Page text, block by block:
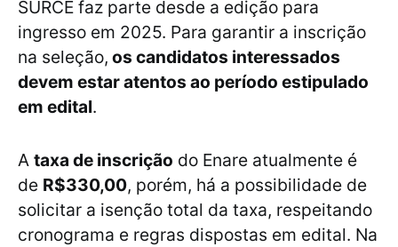
SURCE faz parte desde a edição para
ingresso em 2025. Para garantir a inscrição
na seleção, os candidatos interessados
devem estar atentos ao período estipulado
em edital.
A taxa de inscrição do Enare atualmente é
de R$330,00, porém, há a possibilidade de
solicitar a isenção total da taxa, respeitando
cronograma e regras dispostas em edital. Na